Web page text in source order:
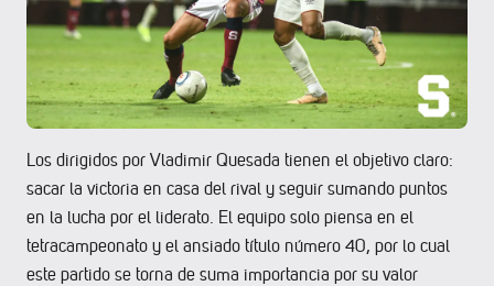
Los dirigidos por Vladimir Quesada tienen el objetivo claro:
sacar la victoria en casa del rival y seguir sumando puntos
en la lucha por el liderato. El equipo solo piensa en el
tetracampeonato y el ansiado título número 40, por lo cual
este partido se torna de suma importancia por su valor